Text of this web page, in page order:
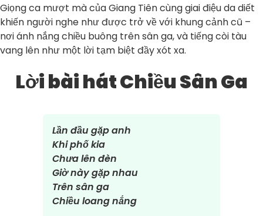
Giọng ca mượt mà của Giang Tiên cùng giai điệu da diết
khiến người nghe như được trở về với khung cảnh cũ –
nơi ánh nắng chiều buông trên sân ga, và tiếng còi tàu
vang lên như một lời tạm biệt đầy xót xa.
Lời bài hát Chiều Sân Ga
Lần đầu gặp anh
Khi phố kia
Chưa lên đèn
Giờ này gặp nhau
Trên sân ga
Chiều loang nắng